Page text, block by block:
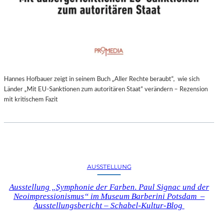
Hannes Hofbauer zeigt in seinem Buch „Aller Rechte beraubt“, wie sich
Länder „Mit EU-Sanktionen zum autoritären Staat“ verändern – Rezension
mit kritischem Fazit
AUSSTELLUNG
Ausstellung „Symphonie der Farben. Paul Signac und der
Neoimpressionismus“ im Museum Barberini Potsdam –
Ausstellungsbericht – Schabel-Kultur-Blog